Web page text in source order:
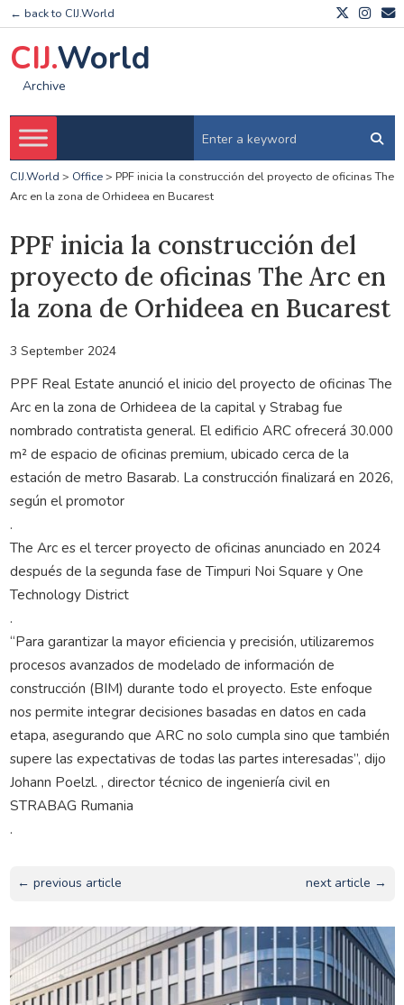
← back to CIJ.World
CIJ.World
Archive
CIJ.World > Office> PPF inicia la construcción del proyecto de oficinas The
Arc en la zona de Orhideea en Bucarest
PPF inicia la construcción del
proyecto de oficinas The Arc en
la zona de Orhideea en Bucarest
3 September 2024
PPF Real Estate anunció el inicio del proyecto de oficinas The
Arc en la zona de Orhideea de la capital y Strabag fue
nombrado contratista general. El edificio ARC ofrecerá 30.000
m² de espacio de oficinas premium, ubicado cerca de la
estación de metro Basarab. La construcción finalizará en 2026,
según el promotor
.
The Arc es el tercer proyecto de oficinas anunciado en 2024
después de la segunda fase de Timpuri Noi Square y One
Technology District
.
“Para garantizar la mayor eficiencia y precisión, utilizaremos
procesos avanzados de modelado de información de
construcción (BIM) durante todo el proyecto. Este enfoque
nos permite integrar decisiones basadas en datos en cada
etapa, asegurando que ARC no solo cumpla sino que también
supere las expectativas de todas las partes interesadas”, dijo
Johann Poelzl. , director técnico de ingeniería civil en
STRABAG Rumania
.
← previous article next article →